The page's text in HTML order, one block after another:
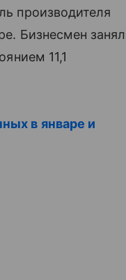
производителя
Бизнесмен занял
11,1
в январе и